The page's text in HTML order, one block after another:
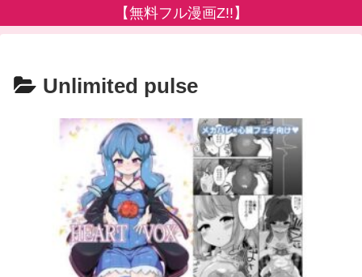
【無料フル漫画Z!!】
Unlimited pulse